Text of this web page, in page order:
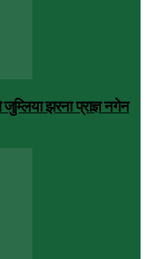
झरना प्राज्ञ नगेन